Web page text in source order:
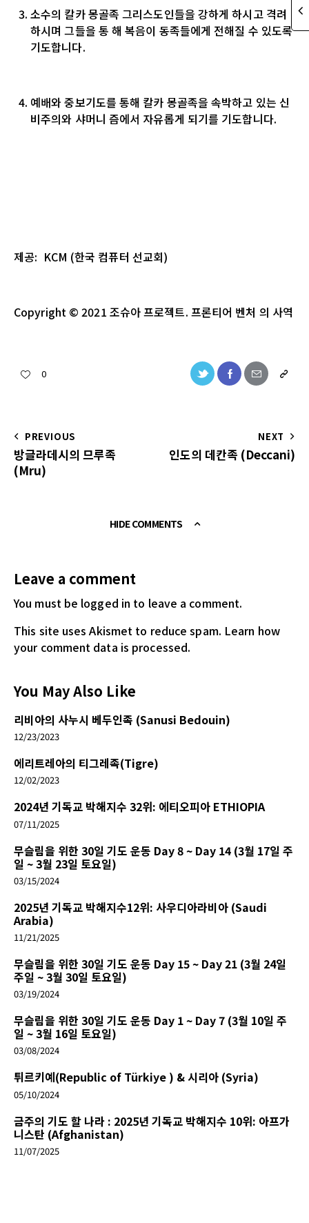
소수의 칼카 몽골족 그리스도인들을 강하게 하시고 격려
하시며 그들을 통 해 복음이 동족들에게 전해질 수 있도록
기도합니다.
예배와 중보기도를 통해 칼카 몽골족을 속박하고 있는 신
비주의와 샤머니 즘에서 자유롭게 되기를 기도합니다.
제공: KCM (한국 컴퓨터 선교회)
Copyright © 2021 조슈아프로젝트. 프론티어 벤처 의 사역
0
PREVIOUS
방글라데시의 므루족
(Mru)
NEXT
인도의 데칸족 (Deccani)
HIDE COMMENTS
Leave a comment
You must be logged in to leave a comment.
This site uses Akismet to reduce spam. Learn how
your comment data is processed.
You May Also Like
리비아의 사누시 베두인족 (Sanusi Bedouin)
12/23/2023
에리트레아의 티그레족(Tigre)
12/02/2023
2024년 기독교 박해지수 32위: 에티오피아 ETHIOPIA
07/11/2025
무슬림을 위한 30일 기도 운동 Day 8 ~ Day 14 (3월 17일 주
일 ~ 3월 23일 토요일)
03/15/2024
2025년 기독교 박해지수12위: 사우디아라비아 (Saudi
Arabia)
11/21/2025
무슬림을 위한 30일 기도 운동 Day 15 ~ Day 21 (3월 24일
주일 ~ 3월 30일 토요일)
03/19/2024
무슬림을 위한 30일 기도 운동 Day 1 ~ Day 7 (3월 10일 주
일 ~ 3월 16일 토요일)
03/08/2024
튀르키예(Republic of Türkiye ) & 시리아 (Syria)
05/10/2024
금주의 기도 할 나라 : 2025년 기독교 박해지수 10위: 아프가
니스탄 (Afghanistan)
11/07/2025